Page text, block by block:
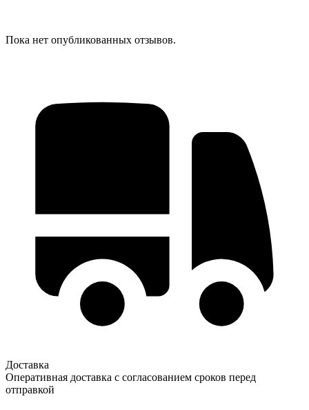
Пока нет опубликованных отзывов.
Доставка
Оперативная доставка с согласованием сроков перед
отправкой